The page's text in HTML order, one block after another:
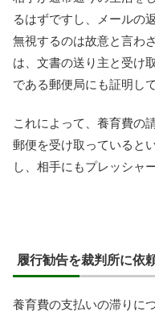
るはずですし、メールの
無視するのは故意と言わ
は、文書の送り主と受け
である郵便局にも証明し
これによって、養育費の
郵便を受け取っていると
し、相手にもプレッシャ
履行勧告を裁判所に依
養育費の支払いの滞りに